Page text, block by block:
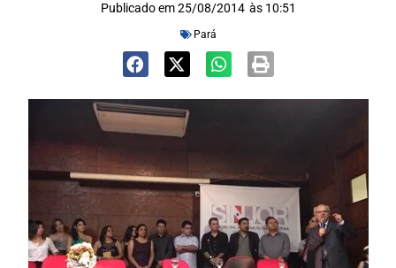
Publicado em 25/08/2014 às 10:51
Pará